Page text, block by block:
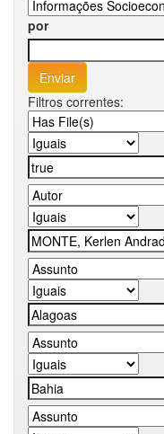
por
Filtros correntes: